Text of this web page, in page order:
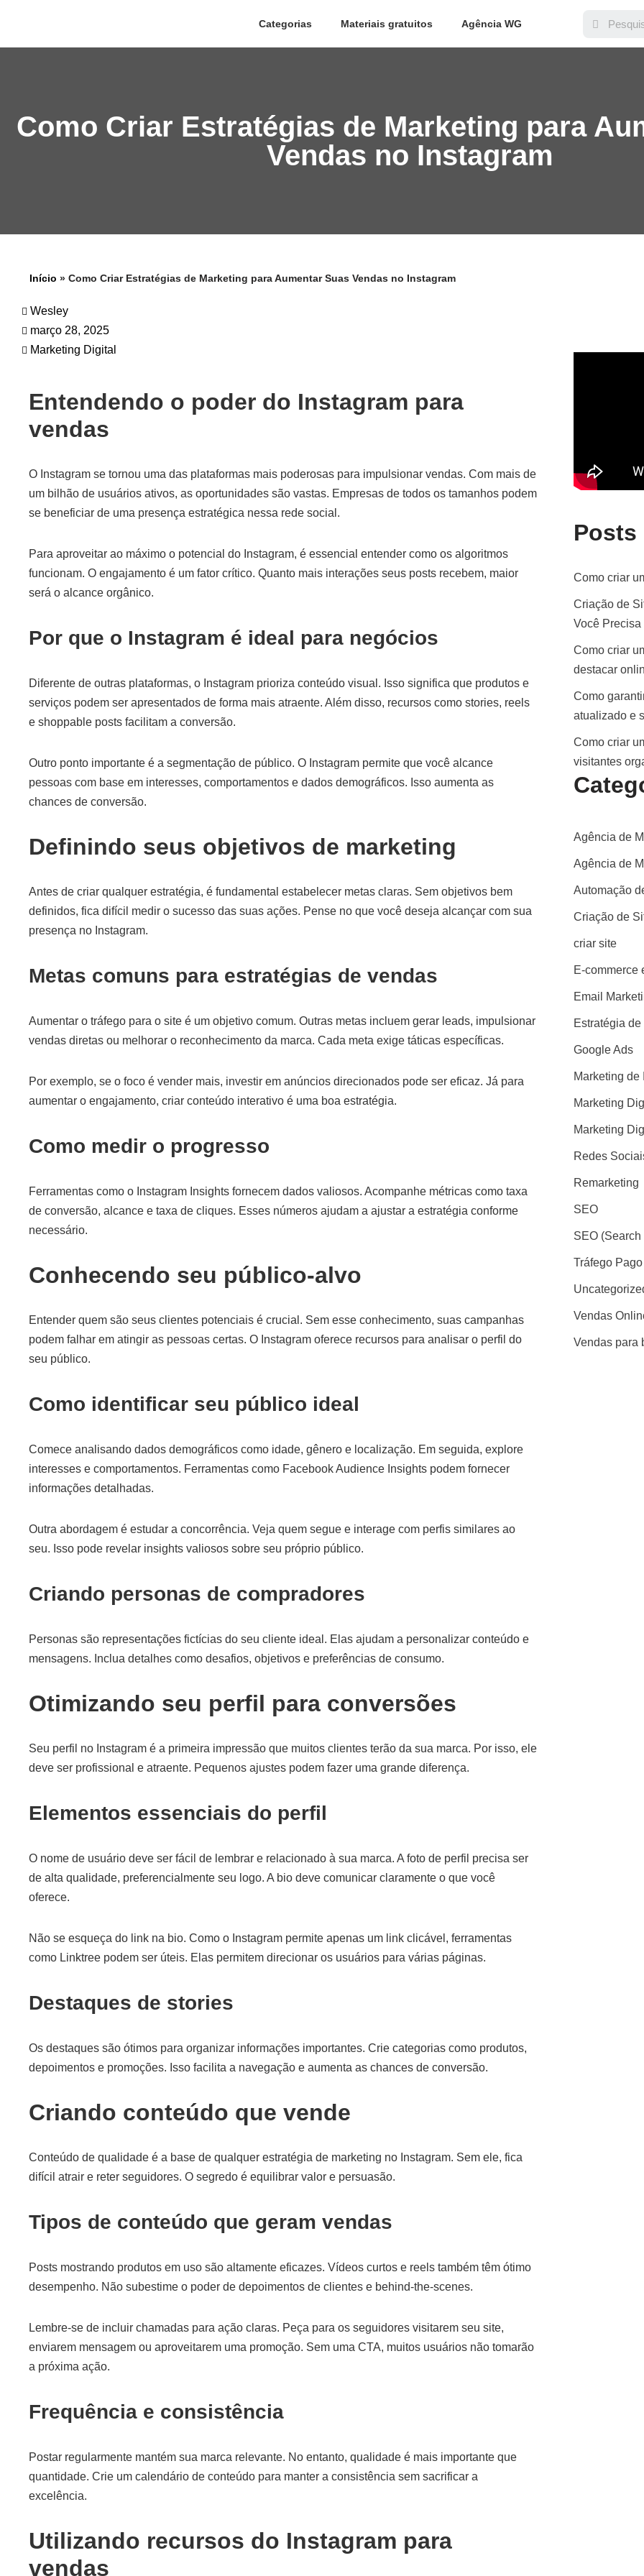
Categorias Materiais gratuitos Agência WG
Como Criar Estratégias de Marketing para
Vendas no Instagram
Início » Como Criar Estratégias de Marketing para Aumentar Suas Vendas no Instagram
Wesley
março 28, 2025
Marketing Digital
Entendendo o poder do Instagram para
vendas
O Instagram se tornou uma das plataformas mais poderosas para impulsionar vendas. Com mais de
um bilhão de usuários ativos, as oportunidades são vastas. Empresas de todos os tamanhos podem
se beneficiar de uma presença estratégica nessa rede social.
Para aproveitar ao máximo o potencial do Instagram, é essencial entender como os algoritmos
funcionam. O engajamento é um fator crítico. Quanto mais interações seus posts recebem, maior
será o alcance orgânico.
Por que o Instagram é ideal para negócios
Diferente de outras plataformas, o Instagram prioriza conteúdo visual. Isso significa que produtos e
serviços podem ser apresentados de forma mais atraente. Além disso, recursos como stories, reels
e shoppable posts facilitam a conversão.
Outro ponto importante é a segmentação de público. O Instagram permite que você alcance
pessoas com base em interesses, comportamentos e dados demográficos. Isso aumenta as
chances de conversão.
Definindo seus objetivos de marketing
Antes de criar qualquer estratégia, é fundamental estabelecer metas claras. Sem objetivos bem
definidos, fica difícil medir o sucesso das suas ações. Pense no que você deseja alcançar com sua
presença no Instagram.
Metas comuns para estratégias de vendas
Aumentar o tráfego para o site é um objetivo comum. Outras metas incluem gerar leads, impulsionar
vendas diretas ou melhorar o reconhecimento da marca. Cada meta exige táticas específicas.
Por exemplo, se o foco é vender mais, investir em anúncios direcionados pode ser eficaz. Já para
aumentar o engajamento, criar conteúdo interativo é uma boa estratégia.
Como medir o progresso
Ferramentas como o Instagram Insights fornecem dados valiosos. Acompanhe métricas como taxa
de conversão, alcance e taxa de cliques. Esses números ajudam a ajustar a estratégia conforme
necessário.
Conhecendo seu público-alvo
Entender quem são seus clientes potenciais é crucial. Sem esse conhecimento, suas campanhas
podem falhar em atingir as pessoas certas. O Instagram oferece recursos para analisar o perfil do
seu público.
Como identificar seu público ideal
Comece analisando dados demográficos como idade, gênero e localização. Em seguida, explore
interesses e comportamentos. Ferramentas como Facebook Audience Insights podem fornecer
informações detalhadas.
Outra abordagem é estudar a concorrência. Veja quem segue e interage com perfis similares ao
seu. Isso pode revelar insights valiosos sobre seu próprio público.
Criando personas de compradores
Personas são representações fictícias do seu cliente ideal. Elas ajudam a personalizar conteúdo e
mensagens. Inclua detalhes como desafios, objetivos e preferências de consumo.
Otimizando seu perfil para conversões
Seu perfil no Instagram é a primeira impressão que muitos clientes terão da sua marca. Por isso, ele
deve ser profissional e atraente. Pequenos ajustes podem fazer uma grande diferença.
Elementos essenciais do perfil
O nome de usuário deve ser fácil de lembrar e relacionado à sua marca. A foto de perfil precisa ser
de alta qualidade, preferencialmente seu logo. A bio deve comunicar claramente o que você
oferece.
Não se esqueça do link na bio. Como o Instagram permite apenas um link clicável, ferramentas
como Linktree podem ser úteis. Elas permitem direcionar os usuários para várias páginas.
Destaques de stories
Os destaques são ótimos para organizar informações importantes. Crie categorias como produtos,
depoimentos e promoções. Isso facilita a navegação e aumenta as chances de conversão.
Criando conteúdo que vende
Conteúdo de qualidade é a base de qualquer estratégia de marketing no Instagram. Sem ele, fica
difícil atrair e reter seguidores. O segredo é equilibrar valor e persuasão.
Tipos de conteúdo que geram vendas
Posts mostrando produtos em uso são altamente eficazes. Vídeos curtos e reels também têm ótimo
desempenho. Não subestime o poder de depoimentos de clientes e behind-the-scenes.
Lembre-se de incluir chamadas para ação claras. Peça para os seguidores visitarem seu site,
enviarem mensagem ou aproveitarem uma promoção. Sem uma CTA, muitos usuários não tomarão
a próxima ação.
Frequência e consistência
Postar regularmente mantém sua marca relevante. No entanto, qualidade é mais importante que
quantidade. Crie um calendário de conteúdo para manter a consistência sem sacrificar a
excelência.
Utilizando recursos do Instagram para
vendas
Posts
Como criar
Criação de
Você Precisa
Como criar
destacar
Como
atualizado e
Como criar
visitantes
Agência de
Agência de
Automação
Criação de
criar site
E-commerce
Email
Estratégia de
Google Ads
Marketing de
Marketing
Marketing
Redes
Remarketing
SEO
SEO
Tráfego Pago
Vendas
Vendas para